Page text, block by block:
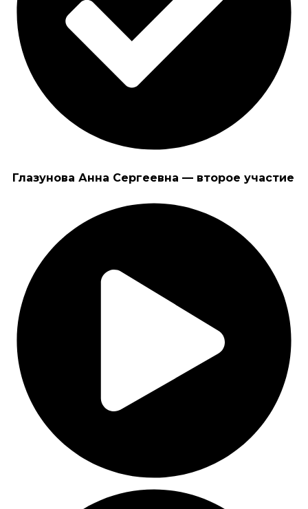
Глазунова Анна Сергеевна — второе участие